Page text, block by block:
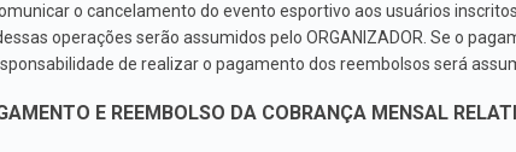
o cancelamento do evento esportivo aos usuários
operações serão assumidos pelo ORGANIZADOR. Se o
de realizar o pagamento dos reembolsos será
E REEMBOLSO DA COBRANÇA MENSAL